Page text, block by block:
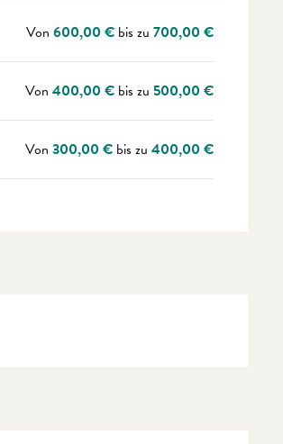
Von600,00 € bis zu700,00 €
Von400,00 € bis zu500,00 €
Von300,00 € bis zu400,00 €